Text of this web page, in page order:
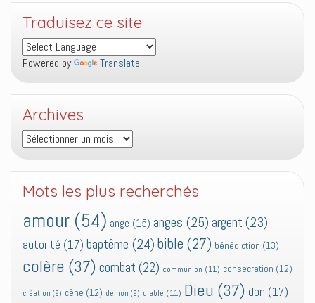
Traduisez ce site
Powered by Translate
Archives
Archives
Mots les plus recherchés
amour (54) ange (15) anges (25) argent (23)
autorité (17) baptême (24) bible (27) bénédiction (13)
colère (37) combat (22) communion (11) consecration (12)
création (9) cène (12) demon (9) diable (11) Dieu (37) don (17)